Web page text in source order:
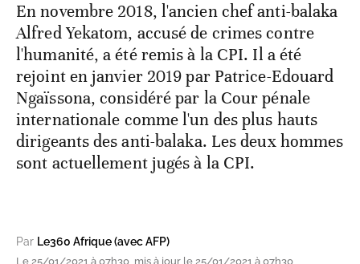
En novembre 2018, l'ancien chef anti-balaka
Alfred Yekatom, accusé de crimes contre
l'humanité, a été remis à la CPI. Il a été
rejoint en janvier 2019 par Patrice-Edouard
Ngaïssona, considéré par la Cour pénale
internationale comme l'un des plus hauts
dirigeants des anti-balaka. Les deux hommes
sont actuellement jugés à la CPI.
Par Le360 Afrique (avec AFP)
Le 25/01/2021 à 07h30, mis à jour le 25/01/2021 à 07h30